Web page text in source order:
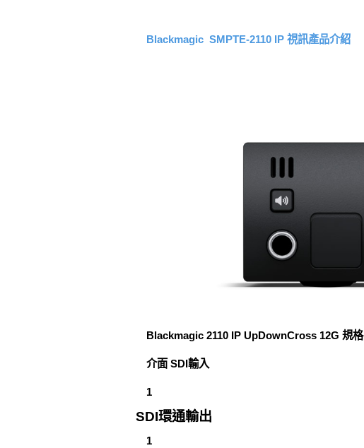
Blackmagic SMPTE-2110 IP 視訊產品介紹
Blackmagic 2110 IP UpDownCross 12G 規格
介面 SDI輸入
1
SDI環通輸出
1